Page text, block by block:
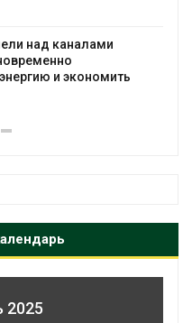
над каналами
и экономить
2025